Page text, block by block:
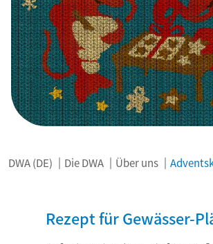
DWA (DE) Die DWA Über uns
Rezept für Gewässer-